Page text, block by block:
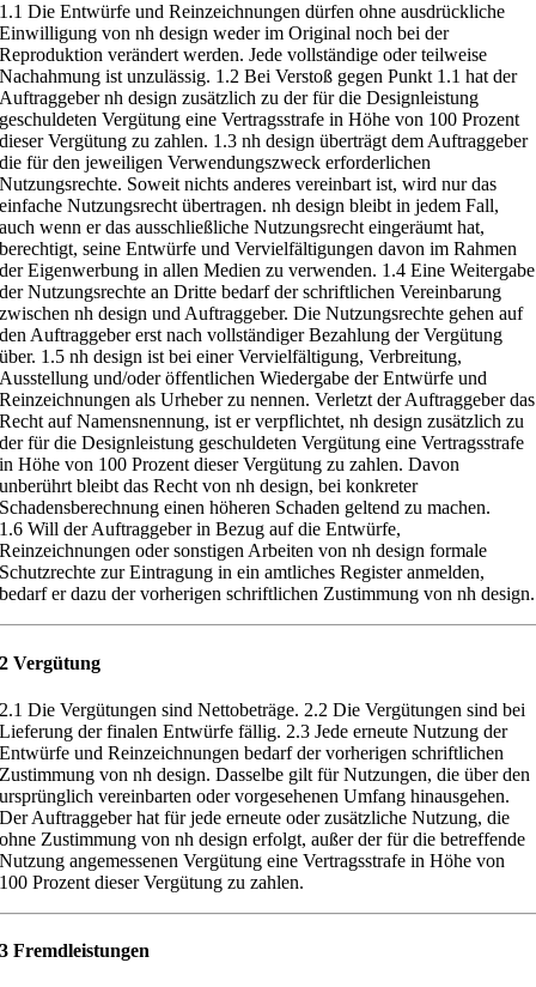
1.1 Die Entwürfe und Reinzeichnungen dürfen ohne ausdrückliche
Einwilligung von nh design weder im Original noch bei der
Reproduktion verändertwerden. Jede vollständige oder teilweise
Nachahmung ist unzulässig. 1.2 Bei Verstoß gegen Punkt 1.1 hat der
Auftraggeber nh design zusätzlich zu der für die Designleistung
geschuldeten Vergütung eine Vertragsstrafein Höhe von 100 Prozent
dieser Vergütung zu zahlen. 1.3 nh design überträgt dem Auftraggeber
die für den jeweiligen Verwendungszweck erforderlichen
Nutzungsrechte. Soweit nichts anderes vereinbartist, wird nur das
einfache Nutzungsrecht übertragen. nh design bleibt injedem Fall,
auch wenn er das ausschließliche Nutzungsrecht eingeräumt hat,
berechtigt, seine Entwürfe und Vervielfältigungen davon im Rahmen
derEigenwerbung in allen Medien zu verwenden. 1.4Eine Weitergabe
der Nutzungsrechte an Dritte bedarf der schriftlichenVereinbarung
zwischen nh design und Auftraggeber. Die Nutzungsrechte gehenauf
den Auftraggeber erst nach vollständiger Bezahlung der Vergütung
über. 1.5 nh design ist bei einer Vervielfältigung, Verbreitung,
Ausstellungund/oder öffentlichen Wiedergabe der Entwürfe und
Reinzeichnungen alsUrheber zu nennen. Verletzt der Auftraggeber das
Recht auf Namensnennung,ist er verpflichtet, nh design zusätzlich zu
der für die Designleistung geschuldeten Vergütung eine Vertragsstrafe
in Höhe von 100 Prozent dieserVergütung zu zahlen. Davon
unberührt bleibt das Recht von nh design, beikonkreter
Schadensberechnung einen höheren Schaden geltend zu machen.
1.6 Will der Auftraggeber in Bezug auf die Entwürfe,
Reinzeichnungen odersonstigen Arbeiten von nh design formale
Schutzrechte zur Eintragung in einamtliches Register anmelden,
bedarf er dazu der vorherigen schriftlichen Zustimmung von nh design.
2 Vergütung
2.1 Die Vergütungen sind Nettobeträge. 2.2 Die Vergütungen sind bei
Lieferung der finalen Entwürfe fällig. 2.3Jede erneute Nutzung der
Entwürfe und Reinzeichnungen bedarf dervorherigen schriftlichen
Zustimmung von nh design. Dasselbe gilt für Nutzungen, die über den
ursprünglich vereinbarten oder vorgesehenen Umfanghinausgehen.
Der Auftraggeber hat für jede erneute oder zusätzliche Nutzung, die
ohne Zustimmung von nh design erfolgt, außer der für die betreffende
Nutzung angemessenen Vergütung eine Vertragsstrafe in Höhe von
100Prozent dieser Vergütung zu zahlen.
3 Fremdleistungen